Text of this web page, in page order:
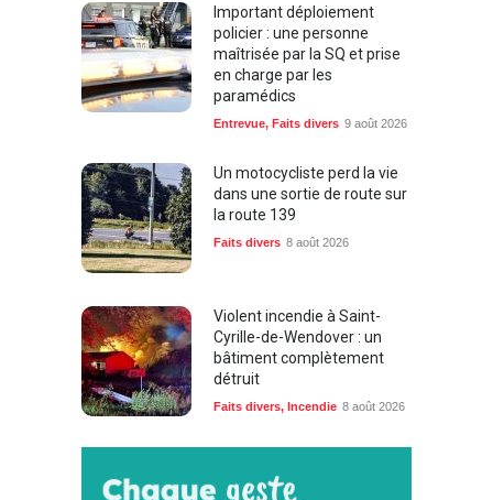
Important déploiement
policier : une personne
maîtrisée par la SQ et prise
en charge par les
paramédics
Entrevue, Faits divers 9 août 2026
Un motocycliste perd la vie
dans une sortie de route sur
la route 139
Faits divers 8 août 2026
Violent incendie à Saint-
Cyrille-de-Wendover : un
bâtiment complètement
détruit
Faits divers, Incendie 8 août 2026